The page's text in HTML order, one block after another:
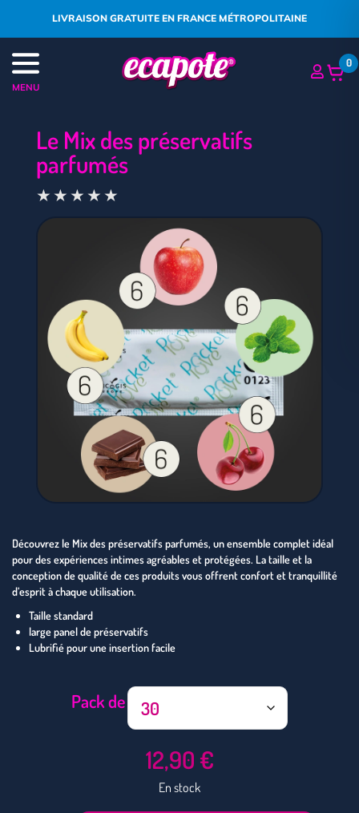
LIVRAISON GRATUITE EN FRANCE MÉTROPOLITAINE
MENU
0
Le Mix des préservatifs
parfumés
★ ★ ★ ★ ★
Découvrez le Mix des préservatifs parfumés, un ensemble complet idéal
pour des expériences intimes agréables et protégées. La taille et la
conception de qualité de ces produits vous offrent confort et tranquillité
d’esprit à chaque utilisation.
Taille standard
large panel de préservatifs
Lubrifié pour une insertion facile
Pack de
12,90 €
En stock
t
r
n
a